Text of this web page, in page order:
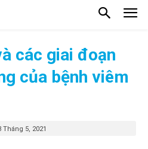
các giai đoạn
của bệnh viêm
Tháng 5, 2021